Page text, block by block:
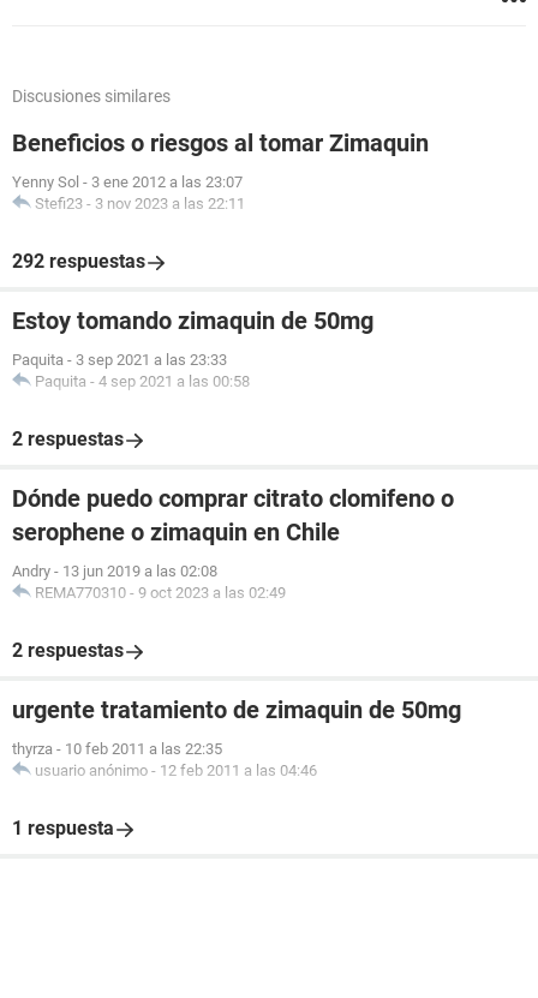
Discusiones similares
Beneficios o riesgos al tomar Zimaquin
Yenny Sol - 3 ene 2012 a las 23:07
Stefi23 - 3 nov 2023 a las 22:11
292 respuestas
Estoy tomando zimaquin de 50mg
Paquita - 3 sep 2021 a las 23:33
Paquita - 4 sep 2021 a las 00:58
2 respuestas
Dónde puedo comprar citrato clomifeno o
serophene o zimaquin en Chile
Andry - 13 jun 2019 a las 02:08
REMA770310 - 9 oct 2023 a las 02:49
2 respuestas
urgente tratamiento de zimaquin de 50mg
thyrza - 10 feb 2011 a las 22:35
usuario anónimo - 12 feb 2011 a las 04:46
1 respuesta